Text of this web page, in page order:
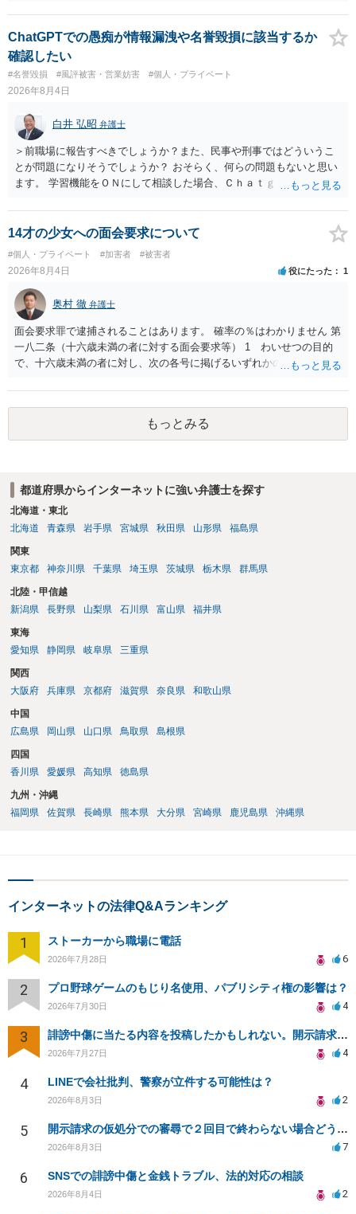
いでしょう。７月中にアカウントが削除されている場合、今から進め
ても失敗する可能性が高いように思われます。 相手を特定できた場
合、相手に全ての弁護士費用を負担させることは可能でしょうか？ →
訴訟外の交渉で相手方が認めれば負担させることができるでしょう。
訴訟で判決となった場合は、実際の弁護士費用が認められる場合と認
められない場合があり何ともいえないところでしょう。
ChatGPTでの愚痴が情報漏洩や名誉毀損に該当するか
確認したい
#名誉毀損 #風評被害・営業妨害 #個人・プライベート
2026年8月4日
白井 弘昭 弁護士
＞前職場に報告すべきでしょうか？また、民事や刑事ではどういうこ
とが問題になりそうでしょうか？ おそらく、何らの問題もないと思い
ます。 学習機能をＯＮにして相談した場合、Ｃｈａｔｇｐｔがｏｐｅ
する可能性がありますが、個人名や会社名を特定していない限り、一
般論として抽象化されて回答に織り込まれる可能性が生じるにすぎま
せんので、その情報自体が、秘密情報に当たるとは思えませんし、名
誉棄損として、個人や会社に対する誹謗中傷の不特定多数への公開に
当たるとも思われません。 もちろん、誰がその内容をｃｈａｔｇｐｔ
に入力したかも第三者にしられることはないので、個人や会社の特定
をせずに書き込んだことで（おそらく特定して書き込んだとして
も）、相談者さんが刑事民事の責任に問われることはないでしょう。
私見ながらご参考まで。
14才の少女への面会要求について
#個人・プライベート #加害者 #被害者
2026年8月4日 役にたった 1
奥村 徹 弁護士
面会要求罪で逮捕されることはあります。 確率の％はわかりません 第
一八二条（十六歳未満の者に対する面会要求等） 1 わいせつの目的
で、十六歳未満の者に対し、次の各号に掲げるいずれかの行為をした
が生まれた日より五年以上前の日に生まれた者に限る。）は、一年以
下の拘禁刑又は五十万円以下の罰金に処する。 一 威迫し、偽計を用
い又は誘惑して面会を要求すること。 二 拒まれたにもかかわらず、
反復して面会を要求すること。 三 金銭その他の利益を供与し、又は
二年以下の拘禁刑又は百万円以下の罰金に処する。
もっとみる
都道府県からインターネットに強い弁護士を探す
北海道・東北
北海道
青森県 岩手県 宮城県 秋田県 山形県 福島県
関東
東京都
神奈川県 千葉県 埼玉県 茨城県 栃木県 群馬県
北陸・甲信越
新潟県
長野県 山梨県 石川県 富山県 福井県
東海
愛知県
静岡県 岐阜県 三重県
関西
大阪府
兵庫県 京都府 滋賀県 奈良県 和歌山県
中国
広島県
岡山県 山口県 鳥取県 島根県
四国
香川県
愛媛県 高知県 徳島県
九州・沖縄
福岡県
佐賀県 長崎県 熊本県 大分県 宮崎県 鹿児島県 沖縄県
インターネットの法律Q&Aランキング
1 ストーカーから職場に電話
2026年7月28日 6
2 プロ野球ゲームのもじり名使用、パブリシティ権の影響は？
2026年7月30日 4
3 誹謗中傷に当たる内容を投稿したかもしれない。開示請求や民事刑事裁判に発展しうるのか教えて欲しい。
2026年7月27日 4
4 LINEで会社批判、警察が立件する可能性は？
2026年8月3日 2
5 開示請求の仮処分での審尋で２回目で終わらない場合どうしたらいいですか
2026年8月3日 7
6 SNSでの誹謗中傷と金銭トラブル、法的対応の相談
2026年8月4日 2